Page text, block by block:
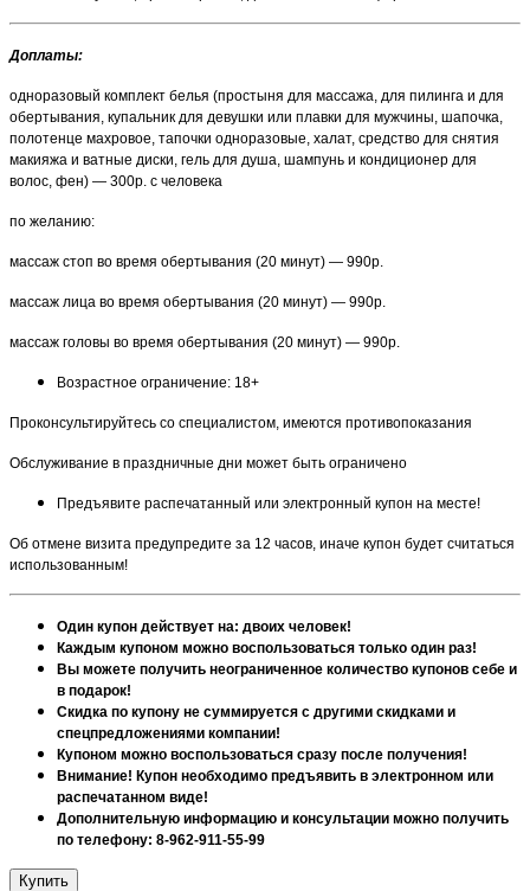
Доплаты:
одноразовый комплект белья (простыня для массажа, для пилинга и для
обертывания, купальник для девушки или плавки для мужчины, шапочка,
полотенце махровое, тапочки одноразовые, халат, средство для снятия
макияжа и ватные диски, гель для душа, шампунь и кондиционер для
волос, фен) — 300р. с человека
по желанию:
массаж стоп во время обертывания (20 минут) — 990р.
массаж лица во время обертывания (20 минут) — 990р.
массаж головы во время обертывания (20 минут) — 990р.
Возрастное ограничение: 18+
Проконсультируйтесь со специалистом, имеются противопоказания
Обслуживание в праздничные дни может быть ограничено
Предъявите распечатанный или электронный купон на месте!
Об отмене визита предупредите за 12 часов, иначе купон будет считаться
использованным!
Один купон действует на: двоих человек!
Каждым купоном можно воспользоваться только один раз!
Вы можете получить неограниченное количество купонов себе и
в подарок!
Скидка по купону не суммируется с другими скидками и
спецпредложениями компании!
Купоном можно воспользоваться сразу после получения!
Внимание! Купон необходимо предъявить в электронном или
распечатанном виде!
Дополнительную информацию и консультации можно получить
по телефону: 8-962-911-55-99